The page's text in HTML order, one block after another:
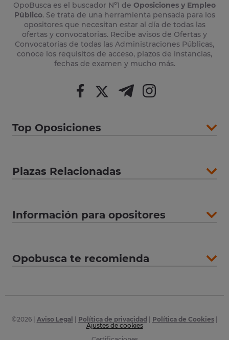
OpoBusca es el buscador Nº1 de Oposiciones y Empleo
Público. Se trata de una herramienta pensada para los
opositores que necesitan estar al día de todas las
ofertas y convocatorias. Recibe avisos de Ofertas y
Convocatorias de todas las Administraciones Públicas,
conoce los requisitos de acceso, plazos de instancias,
fechas de examen y mucho más.
Top Oposiciones
Plazas Relacionadas
Información para opositores
Opobusca te recomienda
©2026| Aviso Legal Política de privacidad Política de Cookies|
Ajustes de cookies